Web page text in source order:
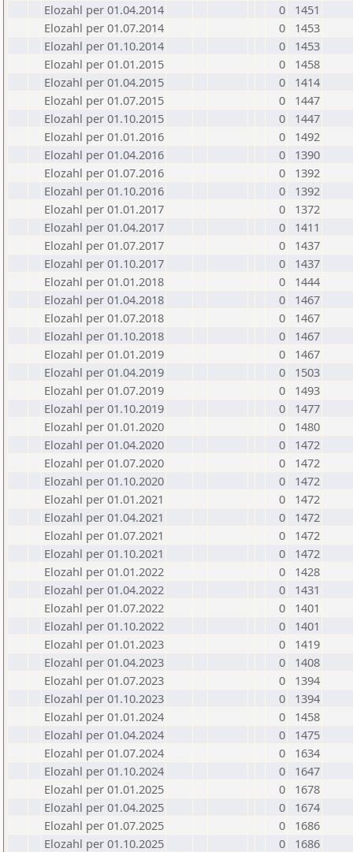
Elozahl per 01.04.2014
0
1451
Elozahl per 01.07.2014
0
1453
Elozahl per 01.10.2014
0
1453
Elozahl per 01.01.2015
0
1458
Elozahl per 01.04.2015
0
1414
Elozahl per 01.07.2015
0
1447
Elozahl per 01.10.2015
0
1447
Elozahl per 01.01.2016
0
1492
Elozahl per 01.04.2016
0
1390
Elozahl per 01.07.2016
0
1392
Elozahl per 01.10.2016
0
1392
Elozahl per 01.01.2017
0
1372
Elozahl per 01.04.2017
0
1411
Elozahl per 01.07.2017
0
1437
Elozahl per 01.10.2017
0
1437
Elozahl per 01.01.2018
0
1444
Elozahl per 01.04.2018
0
1467
Elozahl per 01.07.2018
0
1467
Elozahl per 01.10.2018
0
1467
Elozahl per 01.01.2019
0
1467
Elozahl per 01.04.2019
0
1503
Elozahl per 01.07.2019
0
1493
Elozahl per 01.10.2019
0
1477
Elozahl per 01.01.2020
0
1480
Elozahl per 01.04.2020
0
1472
Elozahl per 01.07.2020
0
1472
Elozahl per 01.10.2020
0
1472
Elozahl per 01.01.2021
0
1472
Elozahl per 01.04.2021
0
1472
Elozahl per 01.07.2021
0
1472
Elozahl per 01.10.2021
0
1472
Elozahl per 01.01.2022
0
1428
Elozahl per 01.04.2022
0
1431
Elozahl per 01.07.2022
0
1401
Elozahl per 01.10.2022
0
1401
Elozahl per 01.01.2023
0
1419
Elozahl per 01.04.2023
0
1408
Elozahl per 01.07.2023
0
1394
Elozahl per 01.10.2023
0
1394
Elozahl per 01.01.2024
0
1458
Elozahl per 01.04.2024
0
1475
Elozahl per 01.07.2024
0
1634
Elozahl per 01.10.2024
0
1647
Elozahl per 01.01.2025
0
1678
Elozahl per 01.04.2025
0
1674
Elozahl per 01.07.2025
0
1686
Elozahl per 01.10.2025
0
1686